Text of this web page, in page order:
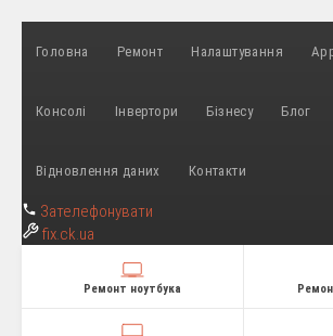
Головна Ремонт Налаштування
Консолі Інвертори Бізнесу Блог
Відновлення даних Контакти
Зателефонувати
fix.ck.ua
Ремонт ноутбука